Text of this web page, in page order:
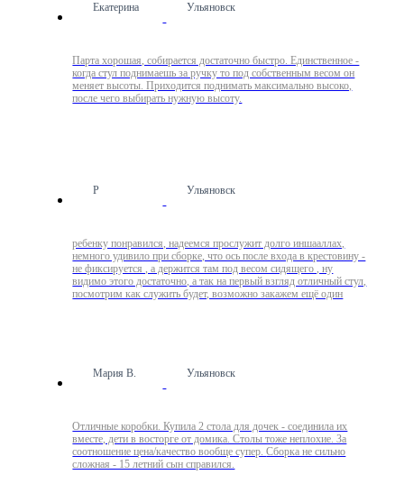
Екатерина Ульяновск
Парта хорошая, собирается достаточно быстро. Единственное -
когда стул поднимаешь за ручку то под собственным весом он
меняет высоты. Приходится поднимать максимально высоко,
после чего выбирать нужную высоту.
Р Ульяновск
ребенку понравился, надеемся прослужит долго иншааллах,
немного удивило при сборке, что ось после входа в крестовину -
не фиксируется , а держится там под весом сидящего , ну
видимо этого достаточно, а так на первый взгляд отличный стул,
посмотрим как служить будет, возможно закажем ещё один
Мария В. Ульяновск
Отличные коробки. Купила 2 стола для дочек - соединила их
вместе, дети в восторге от домика. Столы тоже неплохие. За
соотношение цена/качество вообще супер. Сборка не сильно
сложная - 15 летний сын справился.